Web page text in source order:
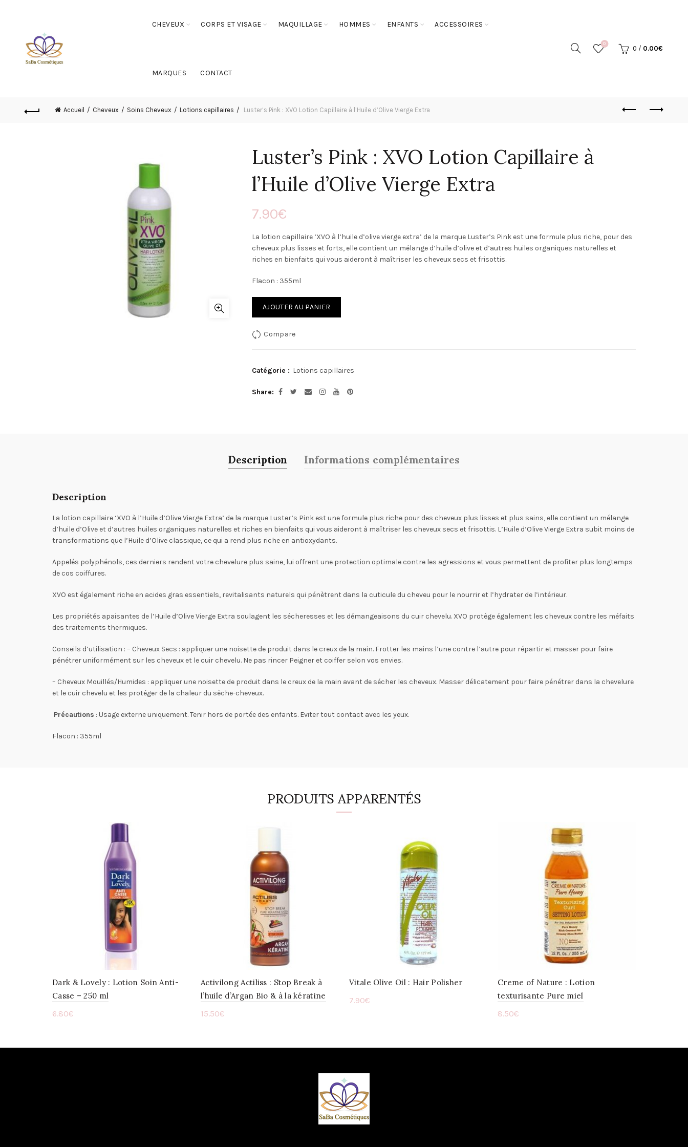
CHEVEUX CORPS ET VISAGE MAQUILLAGE HOMMES ENFANTS ACCESSOIRES
MARQUES CONTACT
0
0 / 0.00€
Accueil Cheveux Soins Cheveux Lotions capillaires Luster’s Pink : XVO Lotion Capillaire à l’Huile d’Olive Vierge Extra
Luster’s Pink : XVO Lotion Capillaire à
l’Huile d’Olive Vierge Extra
7.90€
La lotion capillaire ‘XVO à l’huile d’olive vierge extra’ de la marque Luster’s Pink est une formule plus riche, pour des
cheveux plus lisses et forts, elle contient un mélange d’huile d’olive et d’autres huiles organiques naturelles et
riches en bienfaits qui vous aideront à maîtriser les cheveux secs et frisottis.
Flacon : 355ml
AJOUTER AU PANIER
Compare
Catégorie : Lotions capillaires
Share
Description Informations complémentaires
Description
La lotion capillaire ‘XVO à l’Huile d’Olive Vierge Extra’ de la marque Luster’s Pink est une formule plus riche pour des cheveux plus lisses et plus sains, elle contient un mélange
d’huile d’Olive et d’autres huiles organiques naturelles et riches en bienfaits qui vous aideront à maîtriser les cheveux secs et frisottis. L’Huile d’Olive Vierge Extra subit moins de
transformations que l’Huile d’Olive classique, ce qui a rend plus riche en antioxydants.
Appelés polyphénols, ces derniers rendent votre chevelure plus saine, lui offrent une protection optimale contre les agressions et vous permettent de profiter plus longtemps
de cos coiffures.
XVO est également riche en acides gras essentiels, revitalisants naturels qui pénètrent dans la cuticule du cheveu pour le nourrir et l’hydrater de l’intérieur.
Les propriétés apaisantes de l’Huile d’Olive Vierge Extra soulagent les sécheresses et les démangeaisons du cuir chevelu. XVO protège également les cheveux contre les méfaits
des traitements thermiques.
Conseils d’utilisation : – Cheveux Secs : appliquer une noisette de produit dans le creux de la main. Frotter les mains l’une contre l’autre pour répartir et masser pour faire
pénétrer uniformément sur les cheveux et le cuir chevelu. Ne pas rincer Peigner et coiffer selon vos envies.
– Cheveux Mouillés/Humides : appliquer une noisette de produit dans le creux de la main avant de sécher les cheveux. Masser délicatement pour faire pénétrer dans la chevelure
et le cuir chevelu et les protéger de la chaleur du sèche-cheveux.
Précautions : Usage externe uniquement. Tenir hors de portée des enfants. Eviter tout contact avec les yeux.
Flacon : 355ml
PRODUITS APPARENTÉS
Dark & Lovely : Lotion Soin Anti-
Casse – 250 ml
6.80€
Activilong Actiliss : Stop Break à
l’huile d’Argan Bio & à la kératine
15.50€
Vitale Olive Oil : Hair Polisher
7.90€
Creme of Nature : Lotion
texturisante Pure miel
8.50€